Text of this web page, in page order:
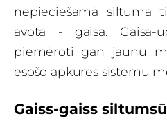
nepieciešamā siltuma
avota - gaisa. Gaisa-
piemēroti gan jaunu
esošo apkures sistēmu
Gaiss-gaiss